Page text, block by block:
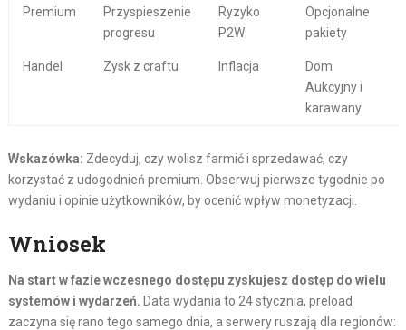
Premium
Przyspieszenie
progresu
Ryzyko
P2W
Opcjonalne
pakiety
Handel Zysk z craftu Inflacja
Dom
Aukcyjny i
karawany
Wskazówka: Zdecyduj, czy wolisz farmić i sprzedawać, czy
korzystać z udogodnień premium. Obserwuj pierwsze tygodnie po
wydaniu i opinie użytkowników, by ocenić wpływ monetyzacji.
Wniosek
Na start w fazie wczesnego dostępu zyskujesz dostęp do wielu
systemów i wydarzeń. Data wydania to 24 stycznia, preload
zaczyna się rano tego samego dnia, a serwery ruszają dla regionów: